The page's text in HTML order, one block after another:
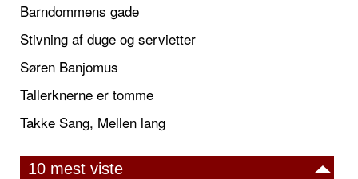
Barndommens gade
Stivning af duge og servietter
Søren Banjomus
Tallerknerne er tomme
Takke Sang, Mellen lang
10 mest viste